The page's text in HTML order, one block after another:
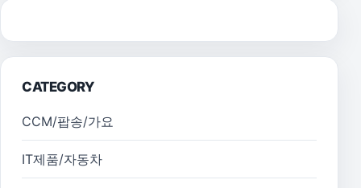
CATEGORY
CCM/팝송/가요
IT제품/자동차